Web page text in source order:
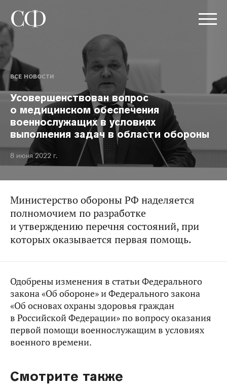
ВСЕ НОВОСТИ
Усовершенствован вопрос
о медицинском обеспечения
военнослужащих в условиях
выполнения задач в области обороны
8 июня 2022 г.
Министерство обороны РФ наделяется
полномочием по разработке
и утверждению перечня состояний, при
которых оказывается первая помощь.
Одобрены изменения в статьи Федерального
закона «Об обороне» и Федерального закона
«Об основах охраны здоровья граждан
в Российской Федерации» по вопросу оказания
первой помощи военнослужащим в условиях
военного времени.
Смотрите также